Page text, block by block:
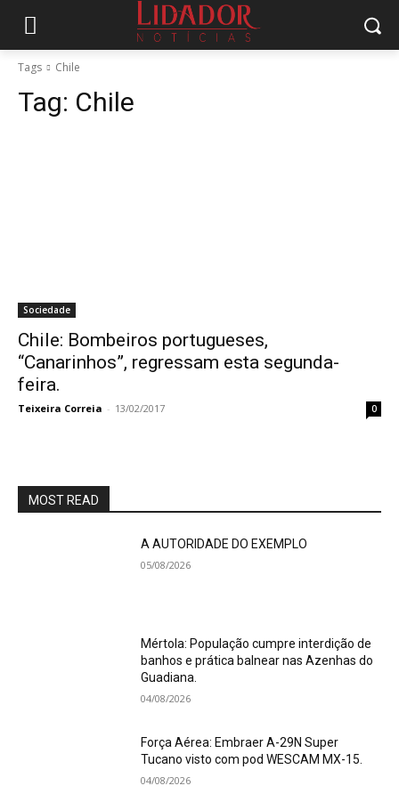
Tags Chile
Tag: Chile
Sociedade
Chile: Bombeiros portugueses,
“Canarinhos”, regressam esta segunda-
feira.
Teixeira Correia - 13/02/2017 0
MOST READ
A AUTORIDADE DO EXEMPLO
05/08/2026
Mértola: População cumpre interdição de
banhos e prática balnear nas Azenhas do
Guadiana.
04/08/2026
Força Aérea: Embraer A-29N Super
Tucano visto com pod WESCAM MX-15.
04/08/2026